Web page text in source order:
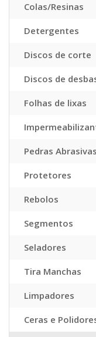
Colas/Resinas
Detergentes
Discos de corte
Discos de
Folhas de lixas
Pedras Abrasivas
Protetores
Rebolos
Segmentos
Seladores
Tira Manchas
Limpadores
Ceras e